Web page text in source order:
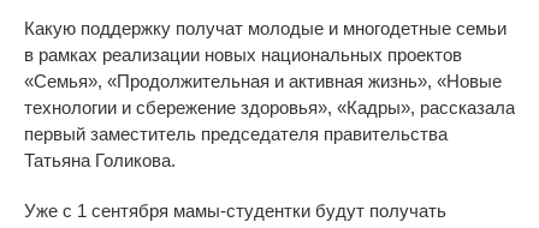
Какую поддержку получат молодые и многодетные семьи
в рамках реализации новых национальных проектов
«Семья», «Продолжительная и активная жизнь», «Новые
технологии и сбережение здоровья», «Кадры», рассказала
первый заместитель председателя правительства
Татьяна Голикова.
Уже с 1 сентября мамы-студентки будут получать